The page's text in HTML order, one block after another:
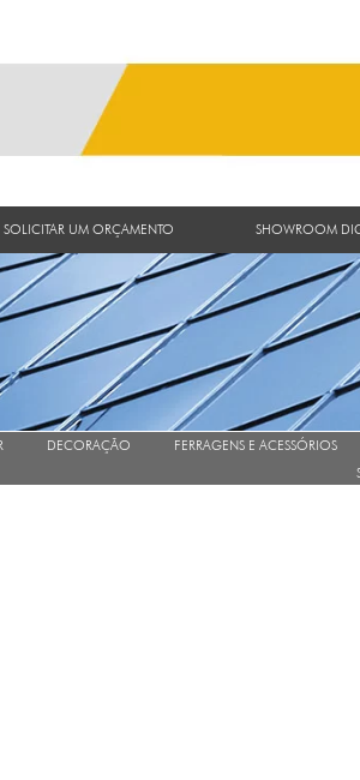
SOLICITAR UM ORÇAMENTO SHOWROOM
DECORAÇÃO FERRAGENS E ACESSÓRIOS